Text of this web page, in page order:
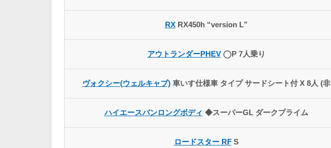
RXRX450h “version L”
アウトランダーPHEV◯P 7人乗り
ヴォクシー(ウェルキャブ)車いす仕様車 タイプ サードシート付 X 8人 (非
ハイエースバンロングボディ ◆スーパーGL ダークプライム
ロードスター RFS